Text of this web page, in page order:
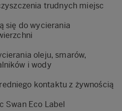
trudnych miejsc
się do wycierania
oleju, smarów,
i wody
kontaktu z żywnością
Swan Eco Label